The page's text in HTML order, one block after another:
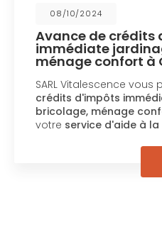
08/10/2024
Avance de crédits
immédiate
ménage confort à
SARL Vitalescence vous
crédits d'impôts
bricolage, ménage
votreservice d'aide à la